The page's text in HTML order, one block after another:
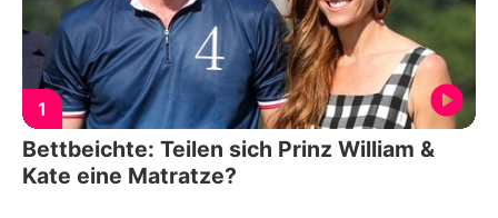
1
Bettbeichte: Teilen sich Prinz William &
Kate eine Matratze?